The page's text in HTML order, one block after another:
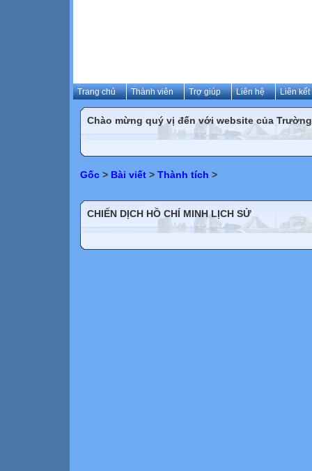
Trang chủ Thành viên Trợ giúp Liên hệ Liên kết
Chào mừng quý vị đến với website của Trường
Gốc > Bài viết > Thành tích >
CHIẾN DỊCH HỒ CHÍ MINH LỊCH SỬ